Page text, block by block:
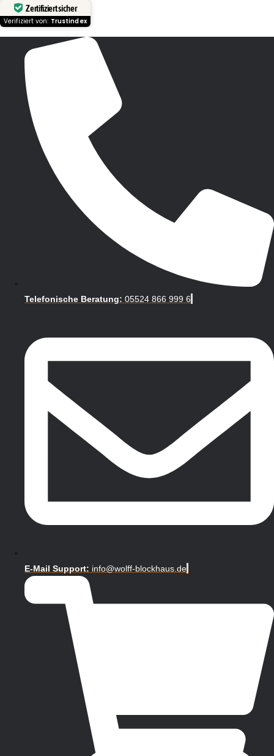
Zertifiziert sicher
Verifiziert von: Trustindex
Telefonische Beratung: 05524 866 999 6
E-Mail Support: info@wolff-blockhaus.de